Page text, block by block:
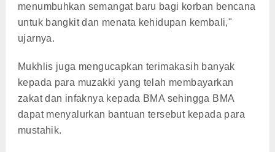
menumbuhkan semangat baru bagi korban bencana
untuk bangkit dan menata kehidupan kembali,"
ujarnya.
Mukhlis juga mengucapkan terimakasih banyak
kepada para muzakki yang telah membayarkan
zakat dan infaknya kepada BMA sehingga BMA
dapat menyalurkan bantuan tersebut kepada para
mustahik.